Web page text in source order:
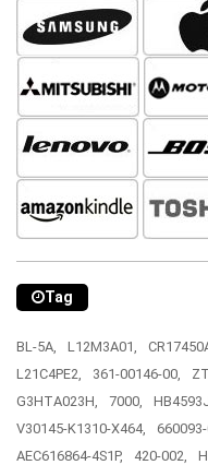
Tag
BL-5A, L12M3A01,
L21C4PE2,
361-00146-00,
G3HTA023H,
7000,
V30145-K1310-X464,
AEC616864-4S1P,
420-002,